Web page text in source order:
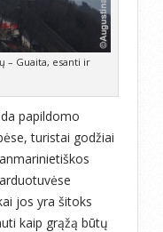
– Guaita, esanti ir
papildomo
turistai godžiai
jos yra šitoks
kaip grąžą būtų